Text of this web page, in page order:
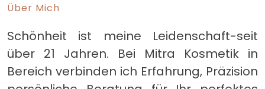
Über Mich
Schönheit ist meine Leidenschaft-seit
über 21 Jahren. Bei Mitra Kosmetik in
Bereich verbinden ich Erfahrung, Präzision